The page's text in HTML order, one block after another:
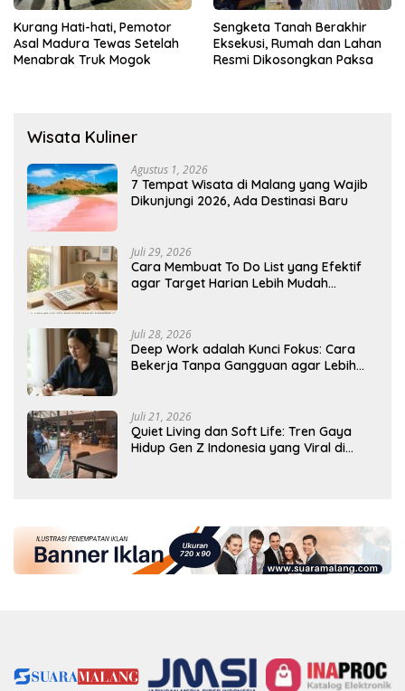
Kurang Hati-hati, Pemotor
Asal Madura Tewas Setelah
Menabrak Truk Mogok
Sengketa Tanah Berakhir
Eksekusi, Rumah dan Lahan
Resmi Dikosongkan Paksa
Wisata Kuliner
Agustus 1, 2026
7 Tempat Wisata di Malang yang Wajib
Dikunjungi 2026, Ada Destinasi Baru
Juli 29, 2026
Cara Membuat To Do List yang Efektif
agar Target Harian Lebih Mudah
Juli 28, 2026
Deep Work adalah Kunci Fokus: Cara
Bekerja Tanpa Gangguan agar Lebih
Juli 21, 2026
Quiet Living dan Soft Life: Tren Gaya
Hidup Gen Z Indonesia yang Viral di